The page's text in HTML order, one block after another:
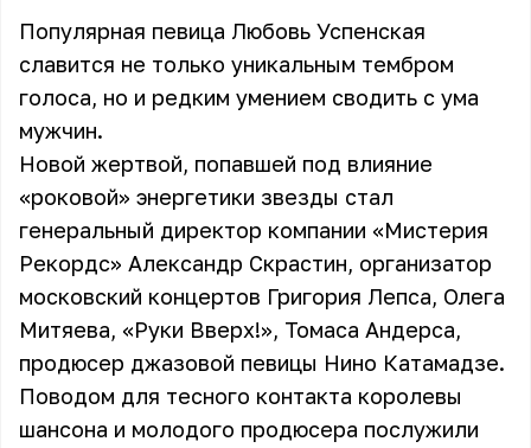
Популярная певица Любовь Успенская
славится не только уникальным тембром
голоса, но и редким умением сводить с ума
мужчин.
Новой жертвой, попавшей под влияние
«роковой» энергетики звезды стал
генеральный директор компании «Мистерия
Рекордс» Александр Скрастин, организатор
московский концертов Григория Лепса, Олега
Митяева, «Руки Вверх!», Томаса Андерса,
продюсер джазовой певицы Нино Катамадзе.
Поводом для тесного контакта королевы
шансона и молодого продюсера послужили